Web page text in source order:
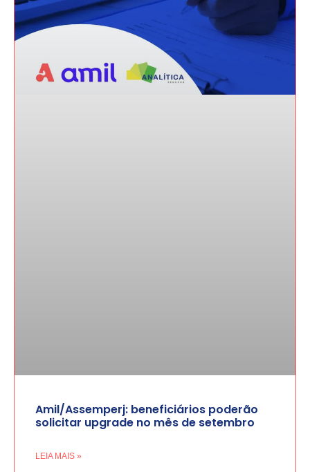
Amil/Assemperj: beneficiários poderão
solicitar upgrade no mês de setembro
LEIA MAIS »